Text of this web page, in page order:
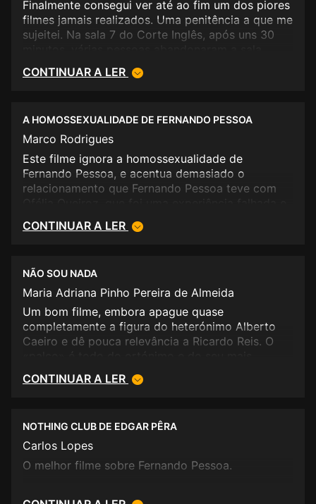
Finalmente consegui ver até ao fim um dos piores
filmes jamais realizados. Uma penitência a que me
sujeitei. Na sala 7 do Corte Inglês, após uns 30
Francamente acreditem, dinheiro deitado à rua,
num dos piores filmes jamais realizados. Não
CONTINUAR A LER
A HOMOSSEXUALIDADE DE FERNANDO PESSOA
Marco Rodrigues
Este filme ignora a homossexualidade de
Fernando Pessoa, e acentua demasiado o
relacionamento que Fernando Pessoa teve com
numa determinada fase da sua vida tiveram uma
CONTINUAR A LER
NÃO SOU NADA
Maria Adriana Pinho Pereira de Almeida
Um bom filme, embora apague quase
completamente a figura do heterónimo Alberto
Caeiro e dê pouca relevância a Ricardo Reis. O
polémico heterónimo, Álvaro de Campos.
Interessante o desdobramento da personagem
CONTINUAR A LER
NOTHING CLUB DE EDGAR PÊRA
Carlos Lopes
O melhor filme sobre Fernando Pessoa.